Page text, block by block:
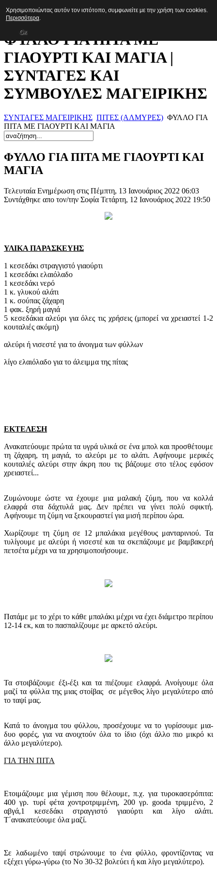
Συνταγές
ΦΥΛΛΟ ΓΙΑ ΠΙΤΑ ΜΕ
ΓΙΑΟΥΡΤΙ ΚΑΙ ΜΑΓΙΑ |
ΣΥΝΤΑΓΕΣ ΚΑΙ
ΣΥΜΒΟΥΛΕΣ ΜΑΓΕΙΡΙΚΗΣ
ΣΥΝΤΑΓΕΣ ΜΑΓΕΙΡΙΚΗΣ ΠΙΤΕΣ (ΑΛΜΥΡΕΣ) ΦΥΛΛΟ ΓΙΑ
ΠΙΤΑ ΜΕ ΓΙΑΟΥΡΤΙ ΚΑΙ ΜΑΓΙΑ
ΦΥΛΛΟ ΓΙΑ ΠΙΤΑ ΜΕ ΓΙΑΟΥΡΤΙ ΚΑΙ
ΜΑΓΙΑ
Τελευταία Ενημέρωση στις Πέμπτη, 13 Ιανουάριος 2022 06:03
Συντάχθηκε απο τον/την Σοφία Τετάρτη, 12 Ιανουάριος 2022 19:50
ΥΛΙΚΑ ΠΑΡΑΣΚΕΥΗΣ
1 κεσεδάκι στραγγιστό γιαούρτι
1 κεσεδάκι ελαιόλαδο
1 κεσεδάκι νερό
1 κ. γλυκού αλάτι
1 κ. σούπας ζάχαρη
1 φακ. ξηρή μαγιά
5 κεσεδάκια αλεύρι για όλες τις χρήσεις (μπορεί να χρειαστεί 1-2
κουταλιές ακόμη)
αλεύρι ή νισεστέ για το άνοιγμα των φύλλων
λίγο ελαιόλαδο για το άλειμμα της πίτας
ΕΚΤΕΛΕΣΗ
Ανακατεύουμε πρώτα τα υγρά υλικά σε ένα μπολ και προσθέτουμε
τη ζάχαρη, τη μαγιά, το αλεύρι με το αλάτι. Αφήνουμε μερικές
κουταλιές αλεύρι στην άκρη που τις βάζουμε στο τέλος εφόσον
χρειαστεί...
Ζυμώνουμε ώστε να έχουμε μια μαλακή ζύμη, που να κολλά
ελαφρά στα δάχτυλά μας. Δεν πρέπει να γίνει πολύ σφικτή.
Αφήνουμε τη ζύμη να ξεκουραστεί για μισή περίπου ώρα.
Χωρίζουμε τη ζύμη σε 12 μπαλάκια μεγέθους μανταρινιού. Τα
τυλίγουμε με αλεύρι ή νισεστέ και τα σκεπάζουμε με βαμβακερή
πετσέτα μέχρι να τα χρησιμοποιήσουμε.
Πατάμε με το χέρι το κάθε μπαλάκι μέχρι να έχει διάμετρο περίπου
12-14 εκ, και το πασπαλίζουμε με αρκετό αλεύρι.
Τα στοιβάζουμε έξι-έξι και τα πιέζουμε ελαφρά. Ανοίγουμε όλα
μαζί τα φύλλα της μιας στοίβας σε μέγεθος λίγο μεγαλύτερο από
το ταψί μας.
Κατά το άνοιγμα του φύλλου, προσέχουμε να το γυρίσουμε μια-
δυο φορές, για να ανοιχτούν όλα το ίδιο (όχι άλλο πιο μικρό κι
άλλο μεγαλύτερο).
ΓΙΑ ΤΗΝ ΠΙΤΑ
Ετοιμάζουμε μια γέμιση που θέλουμε, π.χ. για τυροκασερόπιτα:
400 γρ. τυρί φέτα χοντροτριμμένη, 200 γρ. gooda τριμμένο, 2
αβγά,1 κεσεδάκι στραγγιστό γιαούρτι και λίγο αλάτι.
Τ΄ανακατεύουμε όλα μαζί.
Σε λαδωμένο ταψί στρώνουμε το ένα φύλλο, φροντίζοντας να
εξέχει γύρω-γύρω (το Νο 30-32 βολεύει ή και λίγο μεγαλύτερο).
Χρησιμοποιώντας αυτόν τον ιστότοπο, συμφωνείτε με την χρήση των cookies.
Περισσότερα.
Οκ